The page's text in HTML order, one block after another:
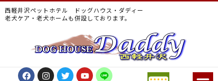
西軽井沢ペットホテル ドッグハウス・ダディー
老犬ケア・老犬ホームも併設しております。